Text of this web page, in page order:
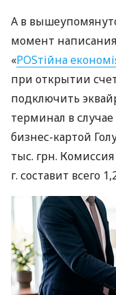
А в
момент
«POSтійна
при открытии
подключить
терминал в
бизнес-картой
тыс. грн. Комиссия
г. составит всего